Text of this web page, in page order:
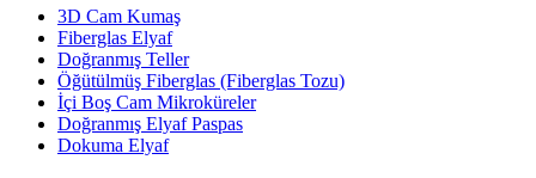
3D Cam Kumaş
Fiberglas Elyaf
Doğranmış Teller
Öğütülmüş Fiberglas (Fiberglas Tozu)
İçi Boş Cam Mikroküreler
Doğranmış Elyaf Paspas
Dokuma Elyaf